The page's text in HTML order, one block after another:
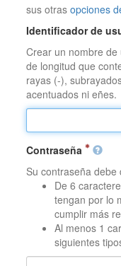
sus otrasopciones
Identificador de
Crear un nombre
de longitud que
rayas (-),
acentuados ni eñes.
Contraseña
Su contraseña debe
De 6
tengan por lo
cumplir más
Al menos 1
siguientes